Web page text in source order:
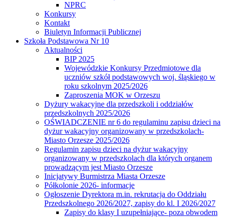
NPRC
Konkursy
Kontakt
Biuletyn Informacji Publicznej
Szkoła Podstawowa Nr 10
Aktualności
BIP 2025
Wojewódzkie Konkursy Przedmiotowe dla
uczniów szkół podstawowych woj. śląskiego w
roku szkolnym 2025/2026
Zaproszenia MOK w Orzeszu
Dyżury wakacyjne dla przedszkoli i oddziałów
przedszkolnych 2025/2026
OŚWIADCZENIE nr 6 do regulaminu zapisu dzieci na
dyżur wakacyjny organizowany w przedszkolach-
Miasto Orzesze 2025/2026
Regulamin zapisu dzieci na dyżur wakacyjny
organizowany w przedszkolach dla których organem
prowadzącym jest Miasto Orzesze
Inicjatywy Burmistrza Miasta Orzesze
Półkolonie 2026- informacje
Ogłoszenie Dyrektora m.in. rekrutacja do Oddziału
Przedszkolnego 2026/2027, zapisy do kl. I 2026/2027
Zapisy do klasy I uzupełniające- poza obwodem